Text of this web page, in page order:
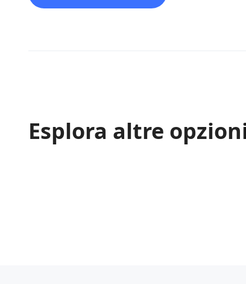
Esplora altre